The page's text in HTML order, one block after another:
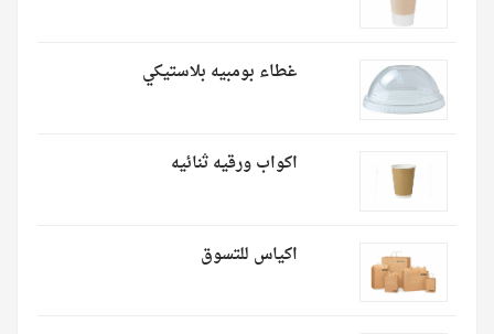
غطاء بومبيه بلاستيكي
اكواب ورقيه ثنائيه
اكياس للتسوق